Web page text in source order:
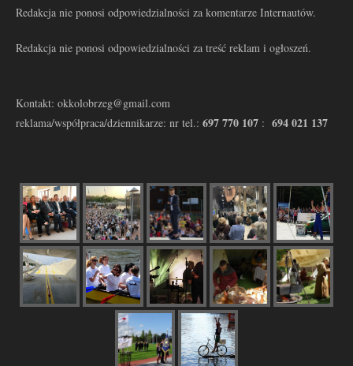
Redakcja nie ponosi odpowiedzialności za komentarze Internautów.
Redakcja nie ponosi odpowiedzialności za treść reklam i ogłoszeń.
Kontakt: okkolobrzeg@gmail.com
reklama/współpraca/dziennikarze: nr tel.: 697 770 107 : 694 021 137